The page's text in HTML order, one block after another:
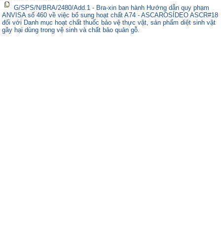
G/SPS/N/BRA/2480/Add.1 - Bra-xin ban hành Hướng dẫn quy phạm
ANVISA số 460 về việc bổ sung hoạt chất A74 - ASCAROSÍDEO ASCR#18
đối với Danh mục hoạt chất thuốc bảo vệ thực vật, sản phẩm diệt sinh vật
gây hại dùng trong vệ sinh và chất bảo quản gỗ.